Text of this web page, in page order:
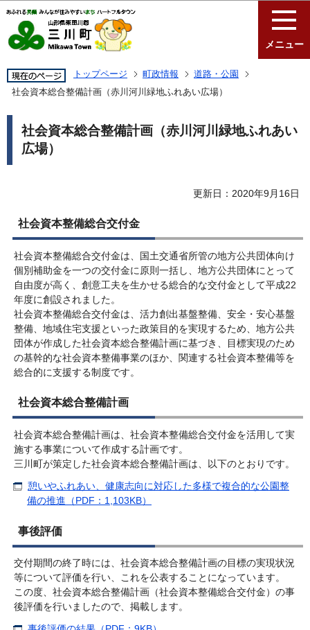
メニュー
トップページ 町政情報
道路・公園
社会資本総合整備計画（赤川河川緑地ふれあい広場）
社会資本総合整備計画（赤川河川緑地ふれあい
広場）
更新日：2020年9月16日
社会資本整備総合交付金
社会資本整備総合交付金は、国土交通省所管の地方公共団体向け
個別補助金を一つの交付金に原則一括し、地方公共団体にとって
自由度が高く、創意工夫を生かせる総合的な交付金として平成22
年度に創設されました。
社会資本整備総合交付金は、活力創出基盤整備、安全・安心基盤
整備、地域住宅支援といった政策目的を実現するため、地方公共
団体が作成した社会資本総合整備計画に基づき、目標実現のため
の基幹的な社会資本整備事業のほか、関連する社会資本整備等を
総合的に支援する制度です。
社会資本総合整備計画
社会資本総合整備計画は、社会資本整備総合交付金を活用して実
施する事業について作成する計画です。
三川町が策定した社会資本総合整備計画は、以下のとおりです。
憩いやふれあい、健康志向に対応した多様で複合的な公園整
備の推進（PDF：1,103KB）
事後評価
交付期間の終了時には、社会資本総合整備計画の目標の実現状況
等について評価を行い、これを公表することになっています。
この度、社会資本総合整備計画（社会資本整備総合交付金）の事
後評価を行いましたので、掲載します。